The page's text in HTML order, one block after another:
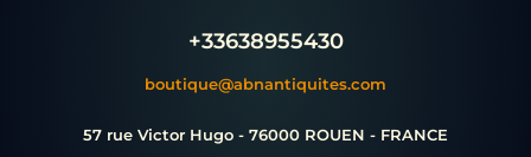
+33638955430
boutique@abnantiquites.com
57 rue Victor Hugo - 76000 ROUEN - FRANCE